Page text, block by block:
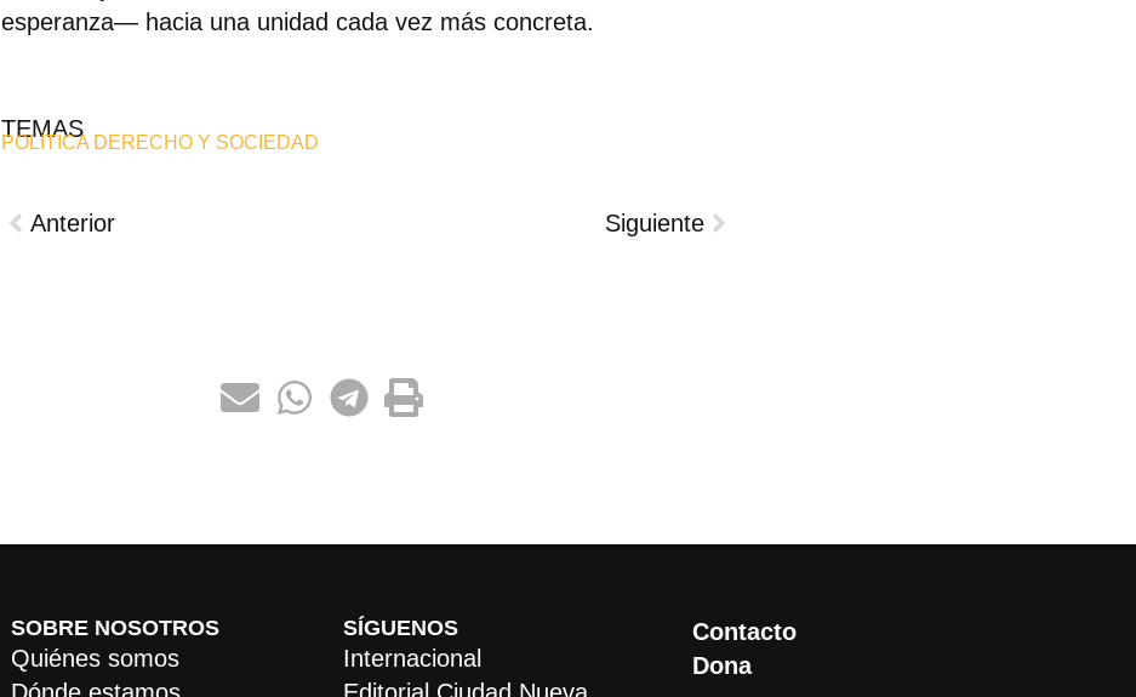
esperanza— hacia una unidad cada vez más concreta.
TEMAS
POLÍTICA DERECHO Y SOCIEDAD
Anterior Siguiente
SOBRE NOSOTROS
Quiénes somos
SÍGUENOS
Internacional
Contacto
Dona